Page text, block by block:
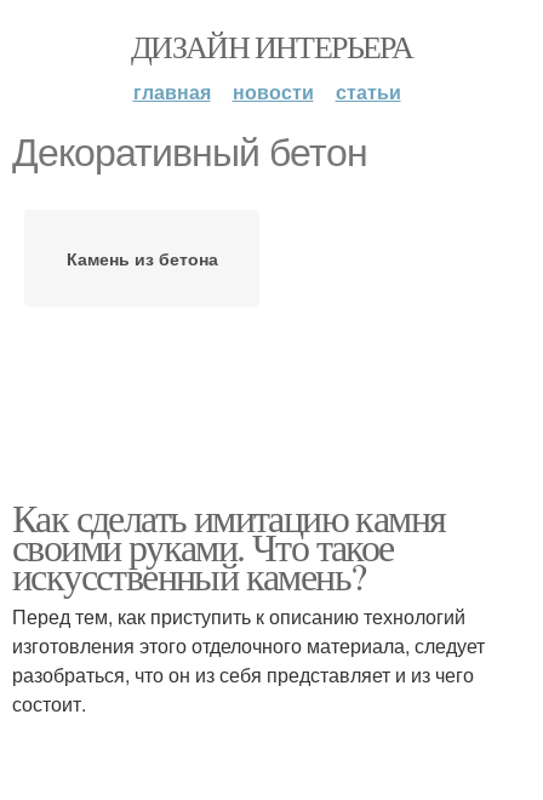
ДИЗАЙН ИНТЕРЬЕРА
главная новости статьи
Декоративный бетон
Камень из бетона
Как сделать имитацию камня
своими руками. Что такое
искусственный камень?
Перед тем, как приступить к описанию технологий
изготовления этого отделочного материала, следует
разобраться, что он из себя представляет и из чего
состоит.